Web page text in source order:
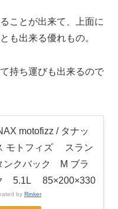
ことが出来て、上面に
も出来る優れもの。
持ち運びも出来るので
motofizz / タナッ
モトフィズ スラン
ンクバック M ブラ
5.1L 85×200×330
by Rinker